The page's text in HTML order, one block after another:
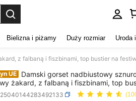
Bielizna i piżamy Duży rozmiar Uroda
UE
Damski gorset nadbiustowy
żakard, z falbaną i fiszbinami, top
bal, urodziny, powrót do szkoły,
country